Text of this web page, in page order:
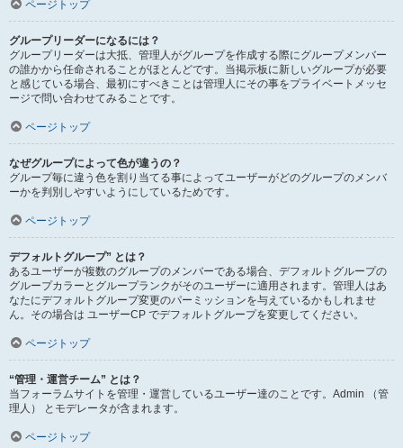
ページトップ
グループリーダーになるには？
グループリーダーは大抵、管理人がグループを作成する際にグループメンバー
の誰かから任命されることがほとんどです。当掲示板に新しいグループが必要
と感じている場合、最初にすべきことは管理人にその事をプライベートメッセ
ージで問い合わせてみることです。
ページトップ
なぜグループによって色が違うの？
グループ毎に違う色を割り当てる事によってユーザーがどのグループのメンバ
ーかを判別しやすいようにしているためです。
ページトップ
デフォルトグループ” とは？
あるユーザーが複数のグループのメンバーである場合、デフォルトグループの
グループカラーとグループランクがそのユーザーに適用されます。管理人はあ
なたにデフォルトグループ変更のパーミッションを与えているかもしれませ
ん。その場合は ユーザーCP でデフォルトグループを変更してください。
ページトップ
“管理・運営チーム” とは？
当フォーラムサイトを管理・運営しているユーザー達のことです。Admin （管
理人） とモデレータが含まれます。
ページトップ